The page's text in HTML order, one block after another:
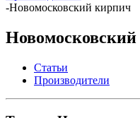
-Новомосковский кирпич
Статьи
Производители